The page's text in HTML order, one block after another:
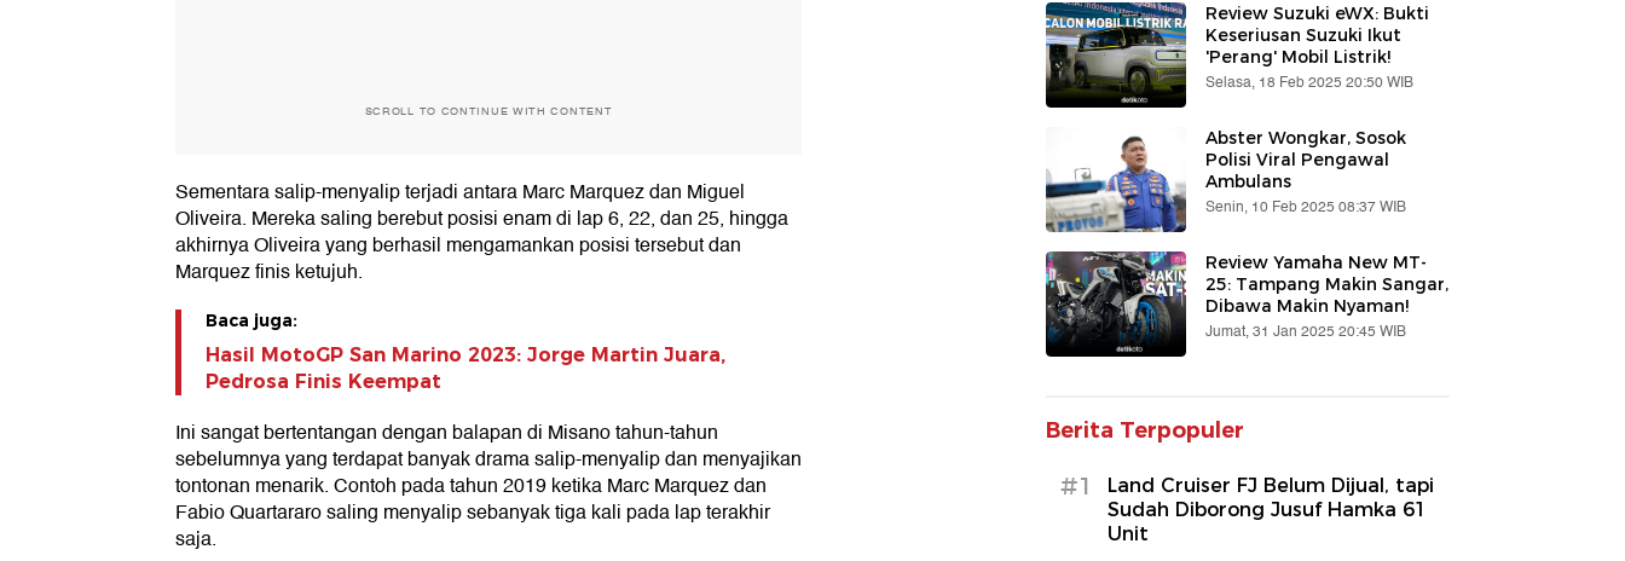
SCROLL TO CONTINUE WITH CONTENT
Sementara salip-menyalip terjadi antara Marc Marquez dan Miguel
Oliveira. Mereka saling berebut posisi enam di lap 6, 22, dan 25, hingga
akhirnya Oliveira yang berhasil mengamankan posisi tersebut dan
Marquez finis ketujuh.
Baca juga:
Hasil MotoGP San Marino 2023: Jorge Martin Juara,
Pedrosa Finis Keempat
Ini sangat bertentangan dengan balapan di Misano tahun-tahun
sebelumnya yang terdapat banyak drama salip-menyalip dan menyajikan
tontonan menarik. Contoh pada tahun 2019 ketika Marc Marquez dan
Fabio Quartararo saling menyalip sebanyak tiga kali pada lap terakhir
saja.
Review Suzuki eWX: Bukti
Keseriusan Suzuki Ikut
'Perang' Mobil Listrik!
Selasa, 18 Feb 2025 20:50 WIB
Abster Wongkar, Sosok
Polisi Viral Pengawal
Ambulans
Senin, 10 Feb 2025 08:37 WIB
Review Yamaha New MT-
25: Tampang Makin Sangar,
Dibawa Makin Nyaman!
Jumat, 31 Jan 2025 20:45 WIB
Berita Terpopuler
#1
Land Cruiser FJ Belum Dijual, tapi
Sudah Diborong Jusuf Hamka 61
Unit